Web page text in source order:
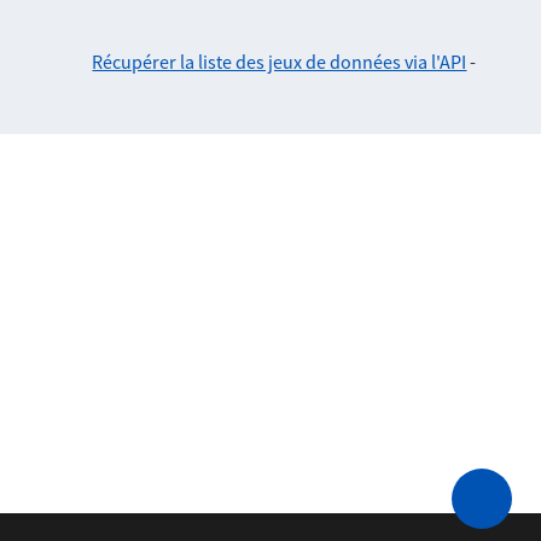
Récupérer la liste des jeux de données via l'API -